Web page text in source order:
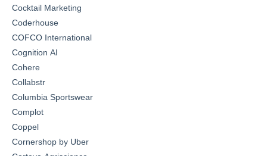
Cocktail Marketing
Coderhouse
COFCO International
Cognition AI
Cohere
Collabstr
Columbia Sportswear
Complot
Coppel
Cornershop by Uber